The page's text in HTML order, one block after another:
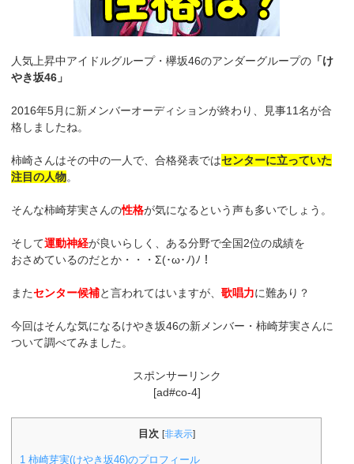
人気上昇中アイドルグループ・欅坂46のアンダーグループの 「け
やき坂46」
2016年5月に新メンバーオーディションが終わり、見事11名が合
格しましたね。
柿崎さんはその中の一人で、合格発表ではセンターに立っていた
注目の人物。
そんな柿崎芽実さんの性格が気になるという声も多いでしょう。
そして運動神経が良いらしく、ある分野で全国2位の成績を
おさめているのだとか・・・Σ(･ω･ﾉ)ﾉ！
またセンター候補と言われてはいますが、歌唱力に難あり？
今回はそんな気になるけやき坂46の新メンバー・柿崎芽実さんに
ついて調べてみました。
スポンサーリンク
[ad#co-4]
目次 [非表示]
1 柿崎芽実(けやき坂46)のプロフィール